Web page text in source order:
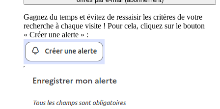
Gagnez du temps et évitez de ressaisir les critères de votre
recherche à chaque visite ! Pour cela, cliquez sur le bouton
« Créer une alerte » :